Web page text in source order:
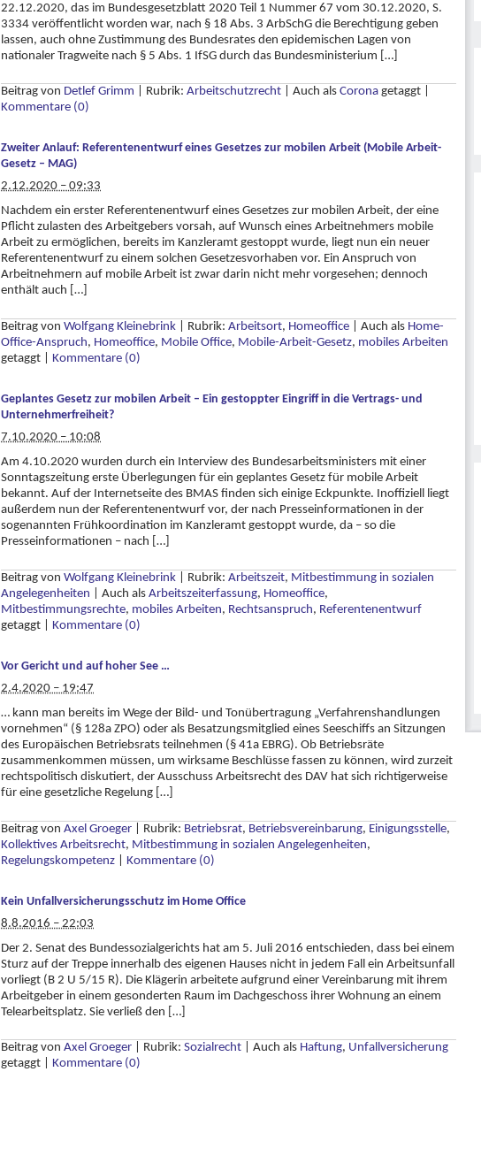
22.12.2020, das im Bundesgesetzblatt 2020 Teil 1 Nummer 67 vom 30.12.2020, S.
3334 veröffentlicht worden war, nach § 18 Abs. 3 ArbSchG die Berechtigung geben
lassen, auch ohne Zustimmung des Bundesrates den epidemischen Lagen von
nationaler Tragweite nach § 5 Abs. 1 IfSG durch das Bundesministerium […]
Beitrag von Detlef Grimm Rubrik: Arbeitschutzrecht Auch als Corona getaggt
Kommentare (0)
Zweiter Anlauf: Referentenentwurf eines Gesetzes zur mobilen Arbeit (Mobile Arbeit-
Gesetz – MAG)
2.12.2020 – 09:33
Nachdem ein erster Referentenentwurf eines Gesetzes zur mobilen Arbeit, der eine
Pflicht zulasten des Arbeitgebers vorsah, auf Wunsch eines Arbeitnehmers mobile
Arbeit zu ermöglichen, bereits im Kanzleramt gestoppt wurde, liegt nun ein neuer
Referentenentwurf zu einem solchen Gesetzesvorhaben vor. Ein Anspruch von
Arbeitnehmern auf mobile Arbeit ist zwar darin nicht mehr vorgesehen; dennoch
enthält auch […]
Beitrag von Wolfgang Kleinebrink Rubrik: Arbeitsort, Homeoffice Auch als Home-
Office-Anspruch, Homeoffice, Mobile Office, Mobile-Arbeit-Gesetz, mobiles Arbeiten
getaggt
Kommentare (0)
Geplantes Gesetz zur mobilen Arbeit – Ein gestoppter Eingriff in die Vertrags- und
Unternehmerfreiheit?
7.10.2020 – 10:08
Am 4.10.2020 wurden durch ein Interview des Bundesarbeitsministers mit einer
Sonntagszeitung erste Überlegungen für ein geplantes Gesetz für mobile Arbeit
bekannt. Auf der Internetseite des BMAS finden sich einige Eckpunkte. Inoffiziell liegt
außerdem nun der Referentenentwurf vor, der nach Presseinformationen in der
sogenannten Frühkoordination im Kanzleramt gestoppt wurde, da – so die
Presseinformationen – nach […]
Beitrag von Wolfgang Kleinebrink Rubrik: Arbeitszeit, Mitbestimmung in sozialen
Angelegenheiten
Auch als Arbeitszeiterfassung, Homeoffice,
Mitbestimmungsrechte, mobiles Arbeiten, Rechtsanspruch, Referentenentwurf
getaggt
Kommentare (0)
Vor Gericht und auf hoher See …
2.4.2020 – 19:47
… kann man bereits im Wege der Bild- und Tonübertragung „Verfahrenshandlungen
vornehmen“ (§ 128a ZPO) oder als Besatzungsmitglied eines Seeschiffs an Sitzungen
des Europäischen Betriebsrats teilnehmen (§ 41a EBRG). Ob Betriebsräte
zusammenkommen müssen, um wirksame Beschlüsse fassen zu können, wird zurzeit
rechtspolitisch diskutiert, der Ausschuss Arbeitsrecht des DAV hat sich richtigerweise
für eine gesetzliche Regelung […]
Beitrag von Axel Groeger Rubrik: Betriebsrat, Betriebsvereinbarung, Einigungsstelle,
Kollektives Arbeitsrecht, Mitbestimmung in sozialen Angelegenheiten,
Regelungskompetenz
Kommentare (0)
Kein Unfallversicherungsschutz im Home Office
8.8.2016 – 22:03
Der 2. Senat des Bundessozialgerichts hat am 5. Juli 2016 entschieden, dass bei einem
Sturz auf der Treppe innerhalb des eigenen Hauses nicht in jedem Fall ein Arbeitsunfall
vorliegt (B 2 U 5/15 R). Die Klägerin arbeitete aufgrund einer Vereinbarung mit ihrem
Arbeitgeber in einem gesonderten Raum im Dachgeschoss ihrer Wohnung an einem
Telearbeitsplatz. Sie verließ den […]
Beitrag von Axel Groeger Rubrik: Sozialrecht Auch als Haftung, Unfallversicherung
getaggt
Kommentare (0)